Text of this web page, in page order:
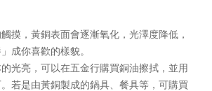
摸，黃銅表面會逐漸氧化，光澤度降低，
成你喜歡的樣貌。
光亮，可以在五金行購買銅油擦拭，並用
若是由黃銅製成的鍋具、餐具等，可購買